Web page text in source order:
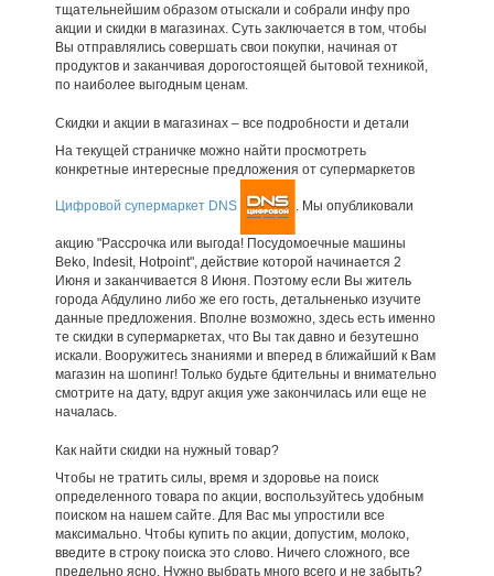
тщательнейшим образом отыскали и собрали инфу про
акции и скидки в магазинах. Суть заключается в том, чтобы
Вы отправлялись совершать свои покупки, начиная от
продуктов и заканчивая дорогостоящей бытовой техникой,
по наиболее выгодным ценам.
Скидки и акции в магазинах – все подробности и детали
На текущей страничке можно найти просмотреть
конкретные интересные предложения от супермаркетов
Цифровой супермаркет DNS . Мы опубликовали
акцию "Рассрочка или выгода! Посудомоечные машины
Beko, Indesit, Hotpoint", действие которой начинается 2
Июня и заканчивается 8 Июня. Поэтому если Вы житель
города Абдулино либо же его гость, детальненько изучите
данные предложения. Вполне возможно, здесь есть именно
те скидки в супермаркетах, что Вы так давно и безутешно
искали. Вооружитесь знаниями и вперед в ближайший к Вам
магазин на шопинг! Только будьте бдительны и внимательно
смотрите на дату, вдруг акция уже закончилась или еще не
началась.
Как найти скидки на нужный товар?
Чтобы не тратить силы, время и здоровье на поиск
определенного товара по акции, воспользуйтесь удобным
поиском на нашем сайте. Для Вас мы упростили все
максимально. Чтобы купить по акции, допустим, молоко,
введите в строку поиска это слово. Ничего сложного, все
предельно ясно. Нужно выбрать много всего и не забыть?